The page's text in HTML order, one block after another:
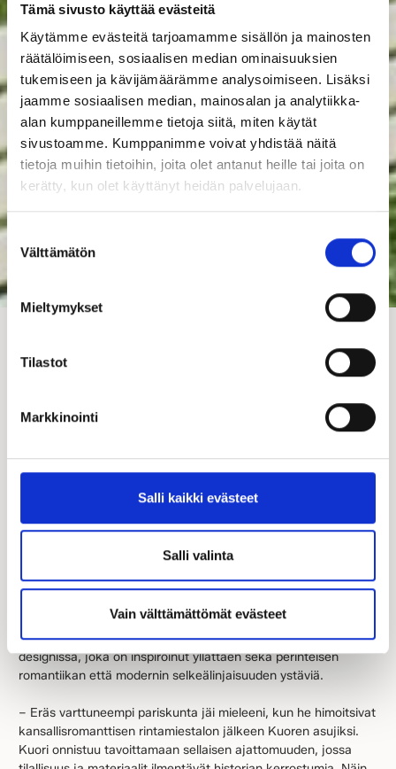
Tämä sivusto käyttää evästeitä
Käytämme evästeitä tarjoamamme sisällön ja mainosten
räätälöimiseen, sosiaalisen median ominaisuuksien
tukemiseen ja kävijämäärämme analysoimiseen. Lisäksi
jaamme sosiaalisen median, mainosalan ja analytiikka-
alan kumppaneillemme tietoja siitä, miten käytät
sivustoamme. Kumppanimme voivat yhdistää näitä
tietoja muihin tietoihin, joita olet antanut heille tai joita on
kerätty, kun olet käyttänyt heidän palvelujaan.
Suostumuksen
valinta
Välttämätön
Mieltymykset
Tilastot
Markkinointi
Salli kaikki evästeet
Salli valinta
Vain välttämättömät evästeet
Suosikkimalli Kuoren
useamman rakentajan
haaveet
Kastellin uusi Kuori-mallisto on ihastuttanut ihmisiä
ympäri Suomen ja rakenteilla olevia kotiprojekteja
Suosikkimallin salaisuus piilee sen huipputoimivassa
designissa, joka on inspiroinut yllättäen sekä perinteisen
romantiikan että modernin selkeälinjaisuuden ystäviä.
– Eräs varttuneempi pariskunta jäi mieleeni, kun he himoitsivat
kansallisromanttisen rintamiestalon jälkeen Kuoren asujiksi.
Kuori onnistuu tavoittamaan sellaisen ajattomuuden, jossa